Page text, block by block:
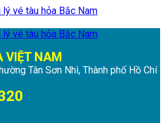
VIỆT NAM
Tân Sơn Nhì, Thành phố Hồ Chí